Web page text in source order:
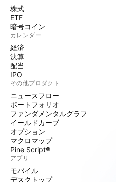
株式
ETF
暗号コイン
カレンダー
経済
決算
配当
IPO
その他プロダクト
ニュースフロー
ポートフォリオ
ファンダメンタルグラフ
イールドカーブ
オプション
マクロマップ
Pine Script®
アプリ
モバイル
デスクトップ